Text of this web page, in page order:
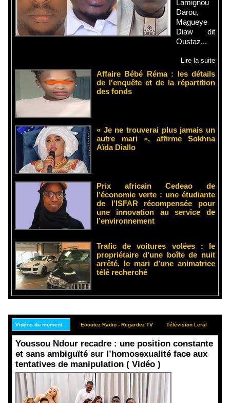
Lamignou
Darou,
Magueye
Diaw dit
Oustaz...
Lire la suite
Affaire Bébé Réma : les détails
de l'enquête et de la répartition
des fonds
« Je ne trouverai plus jamais un
autre mari », affirme Sokhna
Aïda Diallo
Prix africain Cedeao de
l’économie verte : une étudiante
de l’ISFAR récompensée pour
une innovation au service de
l’environnement
Trafic de voitures volées : le
propriétaire d'une boîte de nuit
arrêté, le mari d’une animatrice
télé recherché
Vidéos du moment... Ecoutez Radio - Regardez TV Télévision Leral
Youssou Ndour recadre : une position constante
et sans ambiguïté sur l’homosexualité face aux
tentatives de manipulation ( Vidéo )